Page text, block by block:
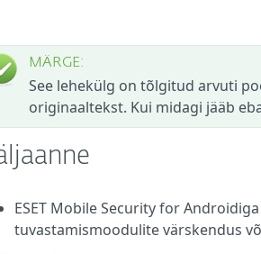
MÄRGE:
See lehekülg on tõlgitud arvuti
originaaltekst. Kui midagi jääb
ESET Mobile Security for
tuvastamismoodulite värskendus